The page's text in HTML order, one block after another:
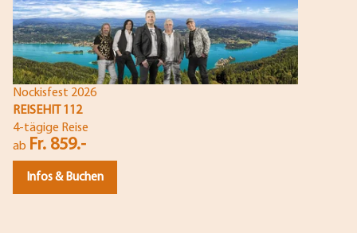
Nockisfest 2026
REISEHIT 112
4-tägige Reise
ab Fr. 859.-
Infos & Buchen